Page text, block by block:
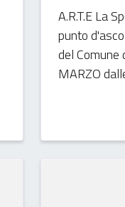
A.R.T.E La
punto
del Comune
MARZO